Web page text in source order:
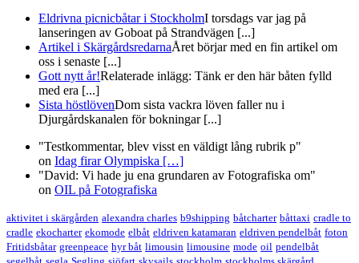
Eldrivna picnicbåtar i StockholmI torsdags var jag på
lanseringen av Goboat på Strandvägen [...]
Artikel i SkärgårdsredarnaÅret börjar med en fin artikel om
oss i senaste [...]
Gott nytt år!Relaterade inlägg: Tänk er den här båten fylld
med era [...]
Sista höstlövenDom sista vackra löven faller nu i
Djurgårdskanalen för bokningar [...]
"Testkommentar, blev visst en väldigt lång rubrik p"
on Idag firar Olympiska […]
"David: Vi hade ju ena grundaren av Fotografiska om"
on OIL på Fotografiska
aktivitet i skärgården alexandra charles b9shipping båtcharter båttaxi cradle to
cradle ekocharter ekomode elbåt eldriven katamaran eldriven pendelbåt foton
Fritidsbåtar greenpeace hyr båt limousin limousine mode oil pendelbåt